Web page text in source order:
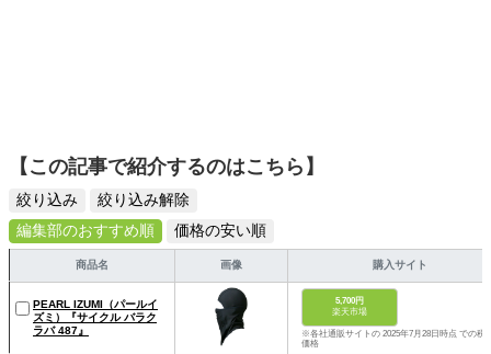
【この記事で紹介するのはこちら】
絞り込み
絞り込み解除
編集部のおすすめ順
価格の安い順
商品名 画像 購入サイト
PEARL IZUMI（パールイ
ズミ）『サイクル バラク
ラバ 487』
5,700円
楽天市場
※各社通販サイトの 2025年7月28日時点 での税
価格